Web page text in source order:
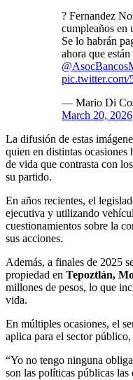
? Fernandez
cumpleaños en
Se lo habrán
ahora que
— Mario Di
March 20, 2026
La difusión de estas
quien en distintas ocasiones
de vida que contrasta con
su partido.
En años recientes, el
ejecutiva y utilizando
cuestionamientos sobre la
sus acciones.
Además, a finales de 2025
propiedad en Tepoztlán,
millones de pesos, lo que
vida.
En múltiples ocasiones, el
aplica para el sector
“Yo no tengo ninguna
son las políticas públicas las